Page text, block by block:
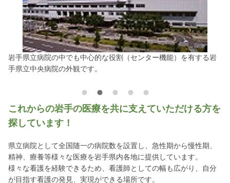
岩手県立病院の中でも中心的な役割（センター機能）を有する岩
手県立中央病院の外観です。
これからの岩手の医療を共に支えていただける方を
探しています！
県立病院として全国随一の病院数を設置し、急性期から慢性期、
精神、療養等様々な医療を岩手県内各地に提供しています。
様々な看護を経験できるため、看護師としての幅も広がり、自分
が目指す看護の発見、実現ができる場所です。